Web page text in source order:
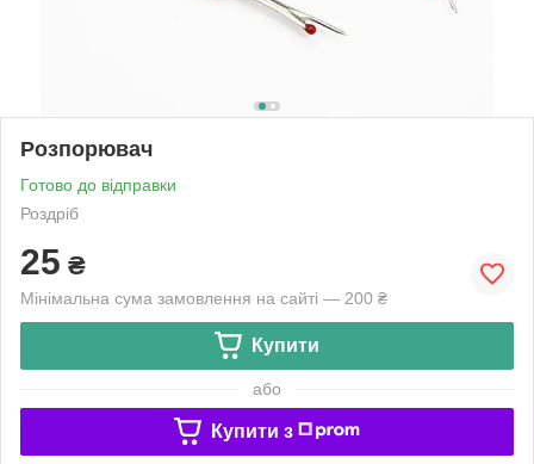
Розпорювач
Готово до відправки
Роздріб
25 ₴
Мінімальна сума замовлення на сайті — 200 ₴
Купити
або
Купити з